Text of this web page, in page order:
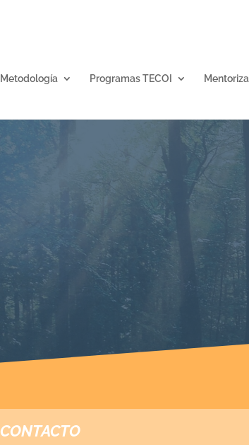
Metodología Programas TECOI
CONTACTO